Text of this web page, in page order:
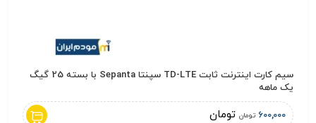
سیم کارت اینترنت ثابت TD-LTE سپنتا Sepanta با بسته 25 گیگ
یک ماهه
600,000 تومان تومان